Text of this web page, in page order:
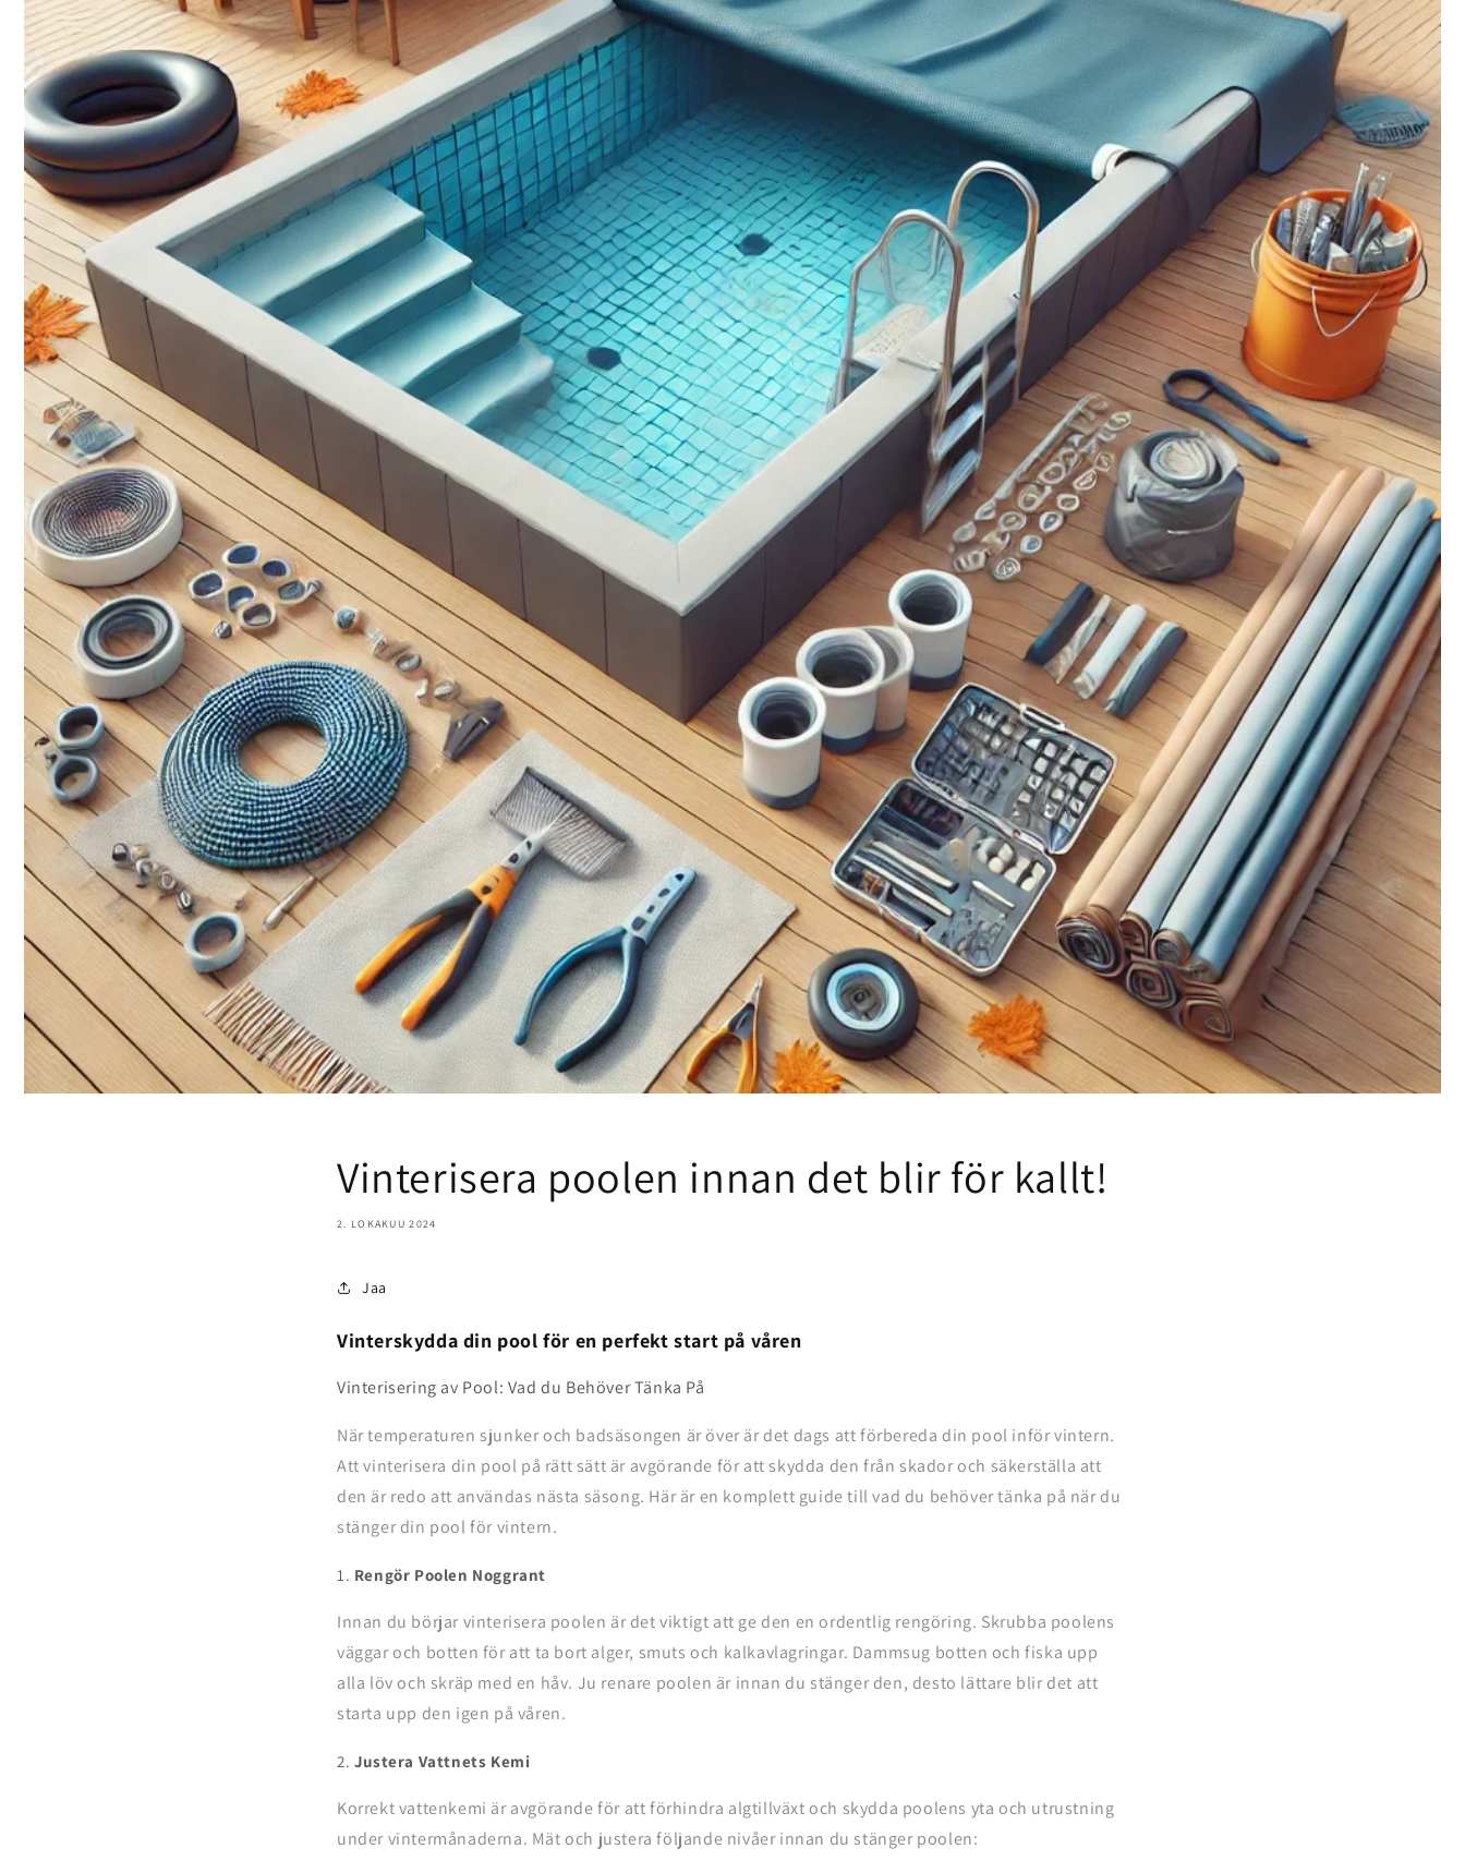
Vinterisera poolen innan det blir för kallt!
2. LOKAKUU 2024
Jaa
Vinterskydda din pool för en perfekt start på våren
Vinterisering av Pool: Vad du Behöver Tänka På
När temperaturen sjunker och badsäsongen är över är det dags att förbereda din pool inför vintern.
Att vinterisera din pool på rätt sätt är avgörande för att skydda den från skador och säkerställa att
den är redo att användas nästa säsong. Här är en komplett guide till vad du behöver tänka på när du
stänger din pool för vintern.
1. Rengör Poolen Noggrant
Innan du börjar vinterisera poolen är det viktigt att ge den en ordentlig rengöring. Skrubba poolens
väggar och botten för att ta bort alger, smuts och kalkavlagringar. Dammsug botten och fiska upp
alla löv och skräp med en håv. Ju renare poolen är innan du stänger den, desto lättare blir det att
starta upp den igen på våren.
2. Justera Vattnets Kemi
Korrekt vattenkemi är avgörande för att förhindra algtillväxt och skydda poolens yta och utrustning
under vintermånaderna. Mät och justera följande nivåer innan du stänger poolen: